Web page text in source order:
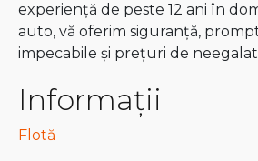
experiență de peste 12 ani în
auto, vă oferim siguranță,
impecabile și prețuri de
Informații
Flotă